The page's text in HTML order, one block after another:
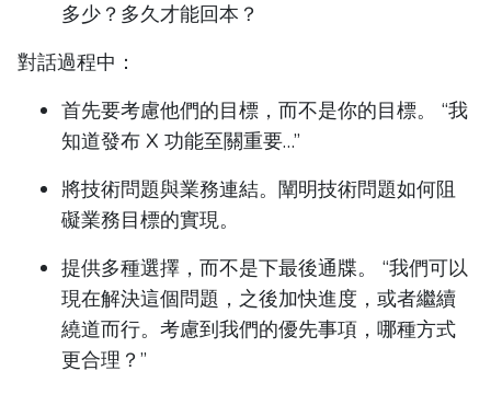
多少？多久才能回本？
對話過程中：
首先要考慮他們的目標，而不是你的目標。 “我
知道發布 X 功能至關重要…”
將技術問題與業務連結。闡明技術問題如何阻
礙業務目標的實現。
提供多種選擇，而不是下最後通牒。 “我們可以
現在解決這個問題，之後加快進度，或者繼續
繞道而行。考慮到我們的優先事項，哪種方式
更合理？”